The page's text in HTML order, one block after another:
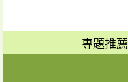
專題推薦